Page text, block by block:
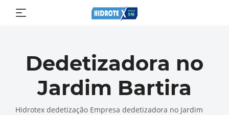
Dedetizadora no
Jardim Bartira
Hidrotex dedetização Empresa dedetizadora no Jardim